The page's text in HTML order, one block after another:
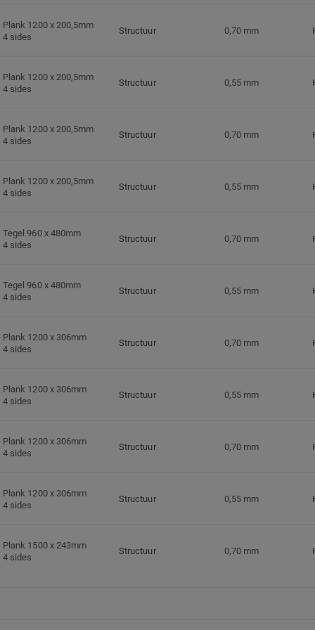
Plank 1200 x 200,5mm
4 sides
Structuur 0,70 mm
Plank 1200 x 200,5mm
4 sides
Structuur 0,55 mm
Plank 1200 x 200,5mm
4 sides
Structuur 0,70 mm
Plank 1200 x 200,5mm
4 sides
Structuur 0,55 mm
Tegel 960 x 480mm
4 sides
Structuur 0,70 mm
Tegel 960 x 480mm
4 sides
Structuur 0,55 mm
Plank 1200 x 306mm
4 sides
Structuur 0,70 mm
Plank 1200 x 306mm
4 sides
Structuur 0,55 mm
Plank 1200 x 306mm
4 sides
Structuur 0,70 mm
Plank 1200 x 306mm
4 sides
Structuur 0,55 mm
Plank 1500 x 243mm
4 sides
Structuur 0,70 mm